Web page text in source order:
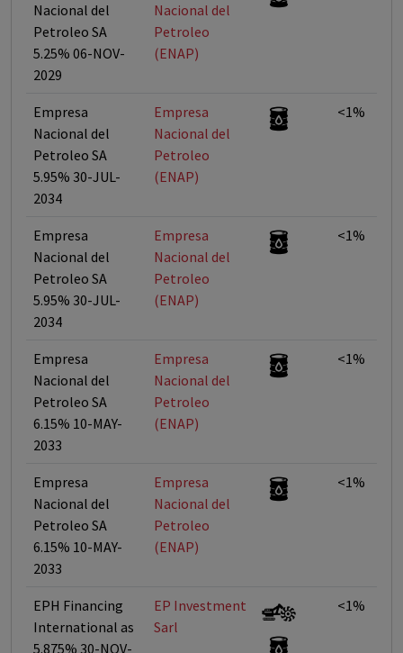
Nacional del
Petroleo SA
5.25% 06-NOV-
2029
Nacional del
Petroleo
(ENAP)
Empresa
Nacional del
Petroleo SA
5.95% 30-JUL-
2034
Empresa
Nacional del
Petroleo
(ENAP)
<1%
Empresa
Nacional del
Petroleo SA
5.95% 30-JUL-
2034
Empresa
Nacional del
Petroleo
(ENAP)
<1%
Empresa
Nacional del
Petroleo SA
6.15% 10-MAY-
2033
Empresa
Nacional del
Petroleo
(ENAP)
<1%
Empresa
Nacional del
Petroleo SA
6.15% 10-MAY-
2033
Empresa
Nacional del
Petroleo
(ENAP)
<1%
EPH Financing
International as
5.875% 30-NOV-
EP Investment
Sarl
<1%